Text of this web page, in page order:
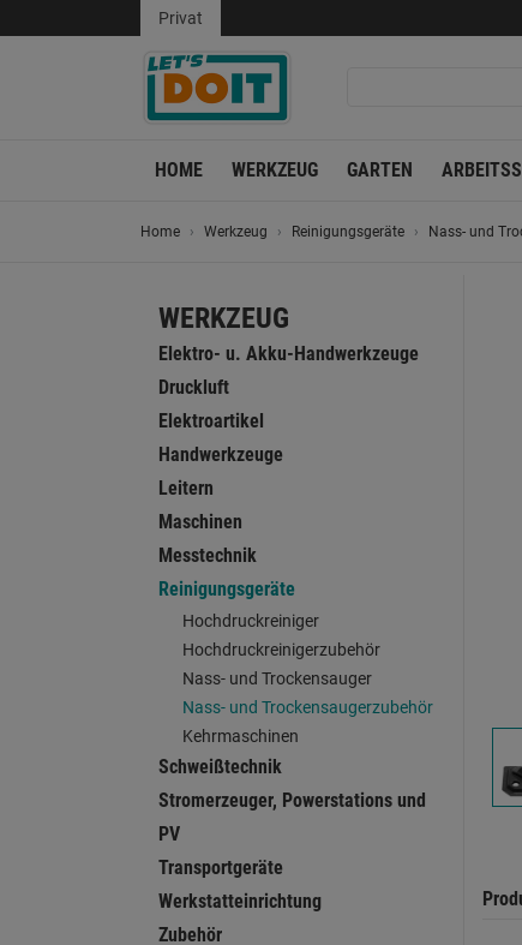
Privat
HOME WERKZEUG GARTEN
Home Werkzeug Reinigungsgeräte Nass- und
WERKZEUG
Elektro- u. Akku-Handwerkzeuge
Druckluft
Elektroartikel
Handwerkzeuge
Leitern
Maschinen
Messtechnik
Reinigungsgeräte
Hochdruckreiniger
Hochdruckreinigerzubehör
Nass- und Trockensauger
Nass- und Trockensaugerzubehör
Kehrmaschinen
Schweißtechnik
Stromerzeuger, Powerstations und
PV
Transportgeräte
Werkstatteinrichtung
Zubehör